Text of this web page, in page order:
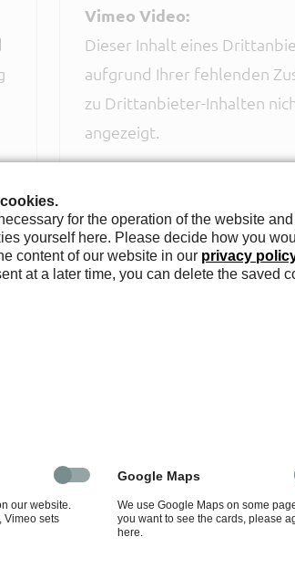
Vimeo Video:
Dieser Inhalt eines
aufgrund Ihrer fehlenden
zu Drittanbieter-Inhalten
angezeigt.
BEARBEITEN
Dieser Inhalt eines
aufgrund Ihrer fehlenden
zu Drittanbieter-Inhalten nicht
for the operation of the website
yourself here. Please decide how you
content of our website in our privacy
at a later time, you can delete the saved
our website.
Vimeo sets
Google Maps
We use Google Maps on some
you want to see the cards, please
here.